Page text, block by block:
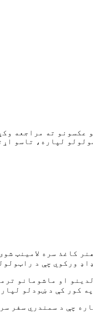
لپاره، تاسو
او ماشومانو
چې د سمندري سفر